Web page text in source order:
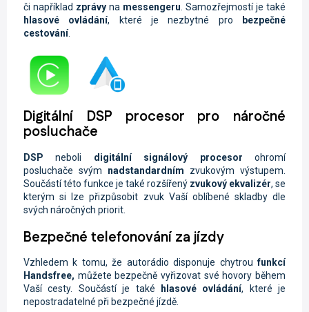
či například zprávy na messengeru . Samozřejmostí je také
hlasové ovládání, které je nezbytné pro
bezpečné
cestování.
Digitální DSP procesor pro náročné
posluchače
DSP neboli digitální signálový procesorohromí
posluchače svým nadstandardním zvukovým výstupem.
Součástí této funkce je také rozšířený zvukový ekvalizér, se
kterým si lze přizpůsobit zvuk Vaší oblíbené skladby dle
svých náročných priorit.
Bezpečné telefonování za jízdy
Vzhledem k tomu, že autorádio disponuje chytroufunkcí
Handsfree, můžete bezpečně vyřizovat své hovory během
Vaší cesty. Součástí je také
hlasové ovládání, které je
nepostradatelné při bezpečné jízdě.